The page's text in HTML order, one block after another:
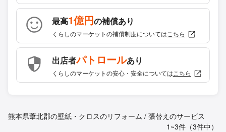
最高1億円の補償あり
くらしのマーケットの補償制度については こちら
出店者パトロールあり
くらしのマーケットの安心・安全については こちら
熊本県葦北郡の壁紙・クロスのリフォーム / 張替えのサービス
1~3件（3件中）